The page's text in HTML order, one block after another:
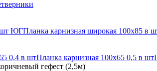
шт ЮГПланка карнизная широкая 100х85 в
0,4 в штПланка карнизная 100х65 0,5 в шт
гефест (2,5м)